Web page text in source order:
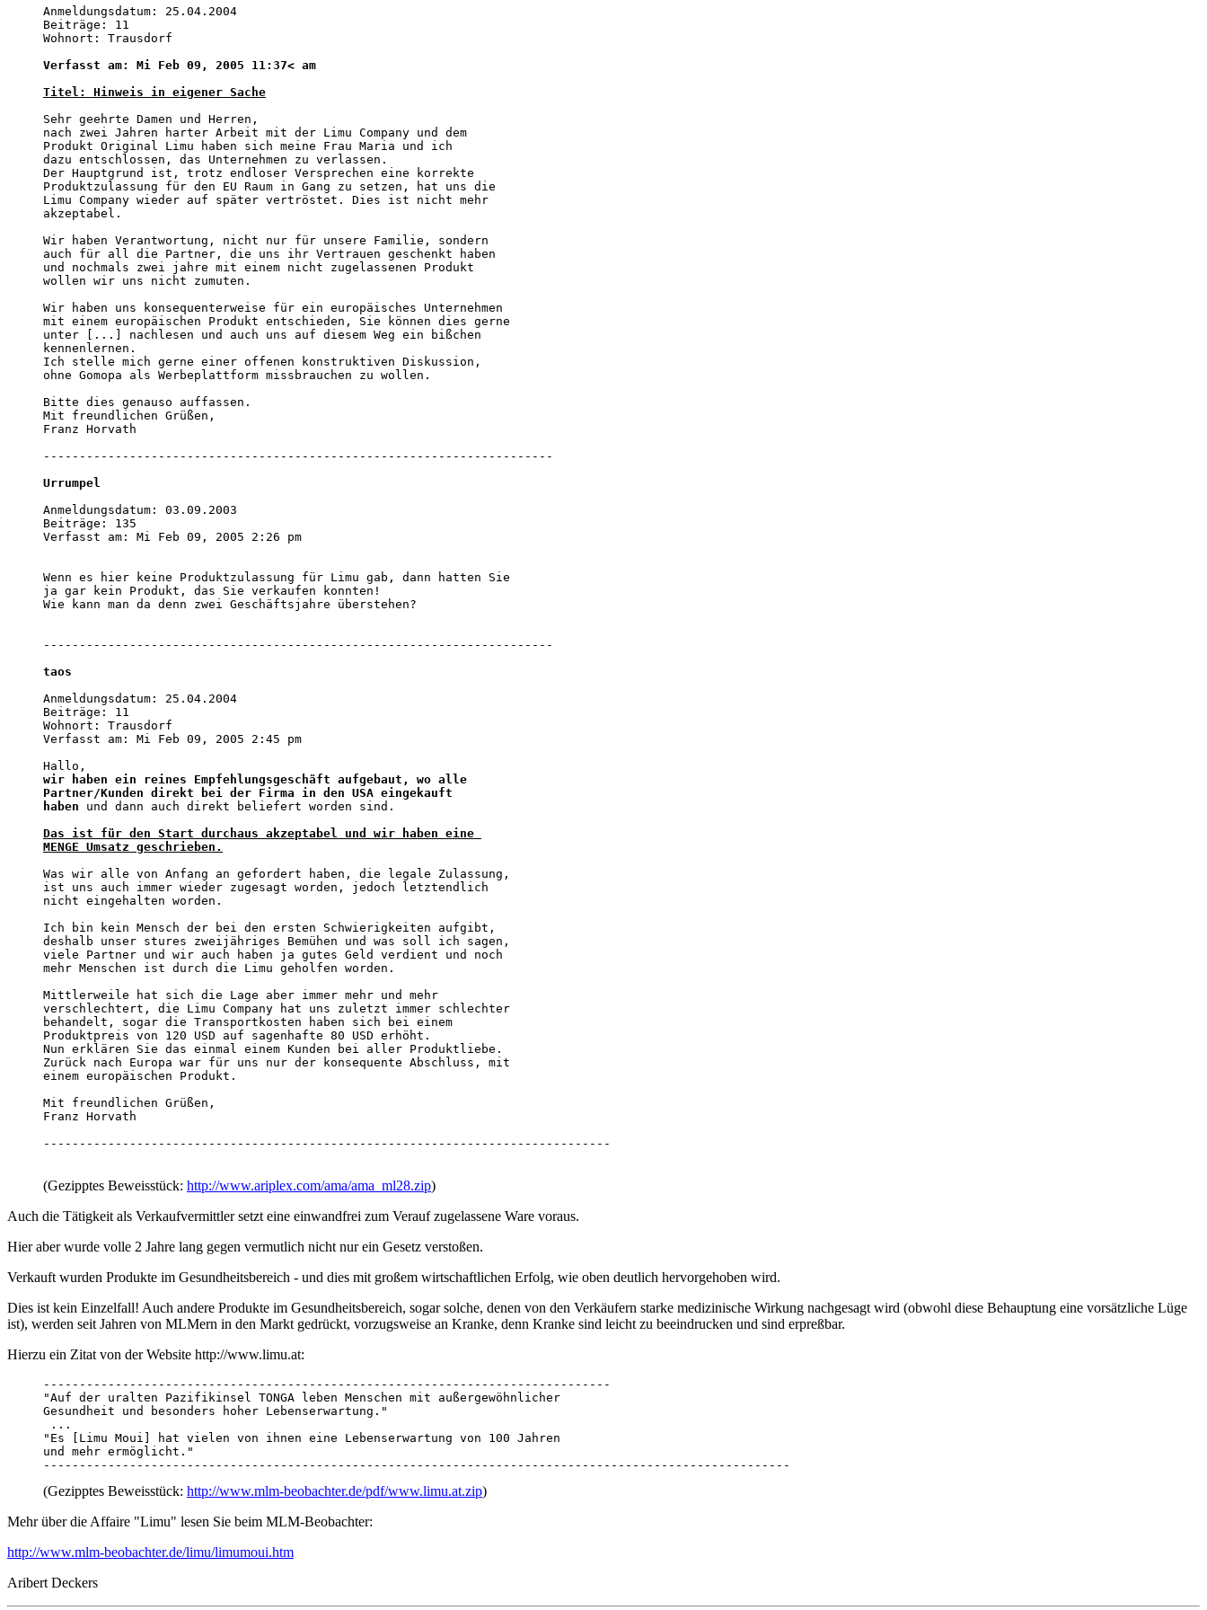
Anmeldungsdatum: 25.04.2004
Beiträge: 11
Wohnort: Trausdorf
Verfasst am: Mi Feb 09, 2005 11:37< am
Titel: Hinweis in eigener Sache
Sehr geehrte Damen und Herren,
nach zwei Jahren harter Arbeit mit der Limu Company und dem
Produkt Original Limu haben sich meine Frau Maria und ich
dazu entschlossen, das Unternehmen zu verlassen.
Der Hauptgrund ist, trotz endloser Versprechen eine korrekte
Produktzulassung für den EU Raum in Gang zu setzen, hat uns die
Limu Company wieder auf später vertröstet. Dies ist nicht mehr
akzeptabel.
Wir haben Verantwortung, nicht nur für unsere Familie, sondern
auch für all die Partner, die uns ihr Vertrauen geschenkt haben
und nochmals zwei jahre mit einem nicht zugelassenen Produkt
wollen wir uns nicht zumuten.
Wir haben uns konsequenterweise für ein europäisches Unternehmen
mit einem europäischen Produkt entschieden, Sie können dies gerne
unter [...] nachlesen und auch uns auf diesem Weg ein bißchen
kennenlernen.
Ich stelle mich gerne einer offenen konstruktiven Diskussion,
ohne Gomopa als Werbeplattform missbrauchen zu wollen.
Bitte dies genauso auffassen.
Mit freundlichen Grüßen,
Franz Horvath
-----------------------------------------------------------------------
Urrumpel
Anmeldungsdatum: 03.09.2003
Beiträge: 135
Verfasst am: Mi Feb 09, 2005 2:26 pm
Wenn es hier keine Produktzulassung für Limu gab, dann hatten Sie
ja gar kein Produkt, das Sie verkaufen konnten!
Wie kann man da denn zwei Geschäftsjahre überstehen?
-----------------------------------------------------------------------
taos
Anmeldungsdatum: 25.04.2004
Beiträge: 11
Wohnort: Trausdorf
Verfasst am: Mi Feb 09, 2005 2:45 pm
wir haben ein reines Empfehlungsgeschäft aufgebaut, wo alle
Partner/Kunden direkt bei der Firma in den USA eingekauft
haben und dann auch direkt beliefert worden sind.
Das ist für den Start durchaus akzeptabel und wir haben eine
MENGE Umsatz geschrieben.
Was wir alle von Anfang an gefordert haben, die legale Zulassung,
ist uns auch immer wieder zugesagt worden, jedoch letztendlich
nicht eingehalten worden.
Ich bin kein Mensch der bei den ersten Schwierigkeiten aufgibt,
deshalb unser stures zweijähriges Bemühen und was soll ich sagen,
viele Partner und wir auch haben ja gutes Geld verdient und noch
mehr Menschen ist durch die Limu geholfen worden.
Mittlerweile hat sich die Lage aber immer mehr und mehr
verschlechtert, die Limu Company hat uns zuletzt immer schlechter
behandelt, sogar die Transportkosten haben sich bei einem
Produktpreis von 120 USD auf sagenhafte 80 USD erhöht.
Nun erklären Sie das einmal einem Kunden bei aller Produktliebe.
Zurück nach Europa war für uns nur der konsequente Abschluss, mit
einem europäischen Produkt.
Mit freundlichen Grüßen,
Franz Horvath
-------------------------------------------------------------------------------
(Gezipptes Beweisstück: http://www.ariplex.com/ama/ama_ml28.zip)
Auch die Tätigkeit als Verkaufvermittler setzt eine einwandfrei zum Verauf zugelassene Ware voraus.
Hier aber wurde volle 2 Jahre lang gegen vermutlich nicht nur ein Gesetz verstoßen.
Verkauft wurden Produkte im Gesundheitsbereich - und dies mit großem wirtschaftlichen Erfolg, wie oben deutlich hervorgehoben wird.
Dies ist kein Einzelfall! Auch andere Produkte im Gesundheitsbereich, sogar solche, denen von den Verkäufern starke medizinische Wirkung nachgesagt wird (obwohl diese Behauptung eine vorsätzliche Lüge
ist), werden seit Jahren von MLMern in den Markt gedrückt, vorzugsweise an Kranke, denn Kranke sind leicht zu beeindrucken und sind erpreßbar.
Hierzu ein Zitat von der Website http://www.limu.at:
-------------------------------------------------------------------------------
"Auf der uralten Pazifikinsel TONGA leben Menschen mit außergewöhnlicher
Gesundheit und besonders hoher Lebenserwartung."
...
"Es [Limu Moui] hat vielen von ihnen eine Lebenserwartung von 100 Jahren
und mehr ermöglicht."
--------------------------------------------------------------------------------------------------------
(Gezipptes Beweisstück: http://www.mlm-beobachter.de/pdf/www.limu.at.zip)
Mehr über die Affaire "Limu" lesen Sie beim MLM-Beobachter:
http://www.mlm-beobachter.de/limu/limumoui.htm
Aribert Deckers